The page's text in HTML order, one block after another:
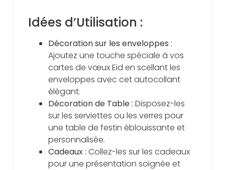
Idées d’Utilisation :
Décoration sur les enveloppes :
Ajoutez une touche spéciale à vos
cartes de vœux Eid en scellant les
enveloppes avec cet autocollant
élégant.
Décoration de Table : Disposez-les
sur les serviettes ou les verres pour
une table de festin éblouissante et
personnalisée.
Cadeaux : Collez-les sur les cadeaux
pour une présentation soignée et